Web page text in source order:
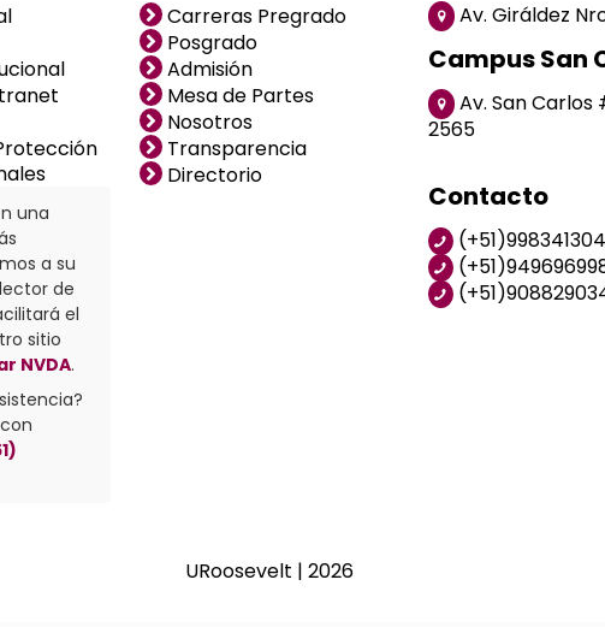
una
a su
de
el
sitio
NVDA.
Carreras Pregrado
Posgrado
Admisión
Mesa de Partes
Nosotros
Transparencia
Directorio
Av. Giráldez
Campus San
Av. San Carlos
2565
Contacto
(+51)998341304
URoosevelt | 2026